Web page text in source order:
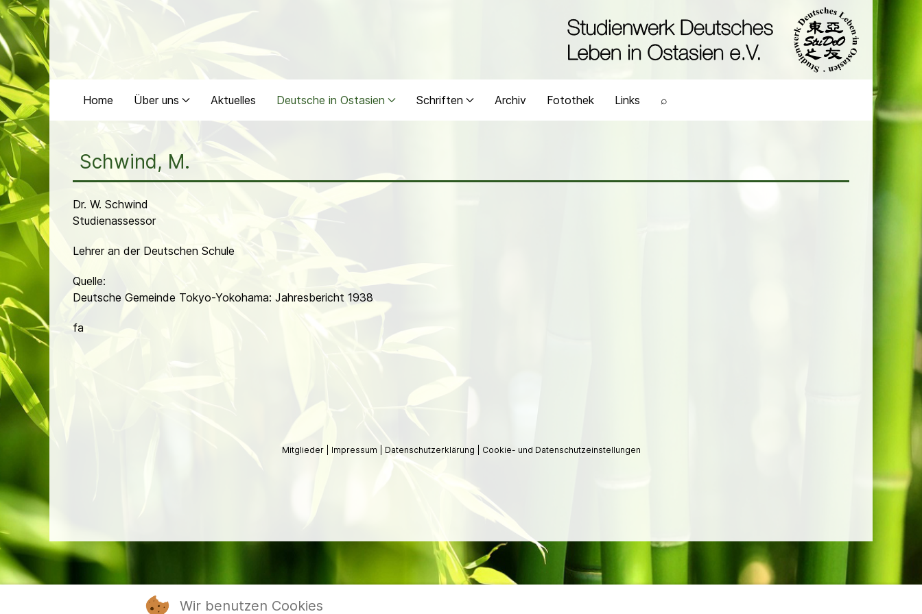
Home Über uns Aktuelles Deutsche in Ostasien Schriften Archiv Fotothek Links ⌕
Schwind, M.
Dr. W. Schwind
Studienassessor
Lehrer an der Deutschen Schule
Quelle:
Deutsche Gemeinde Tokyo-Yokohama: Jahresbericht 1938
fa
Mitglieder Impressum Datenschutzerklärung Cookie- und Datenschutzeinstellungen
Wir benutzen Cookies